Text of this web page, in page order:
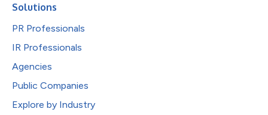
Solutions
PR Professionals
IR Professionals
Agencies
Public Companies
Explore by Industry